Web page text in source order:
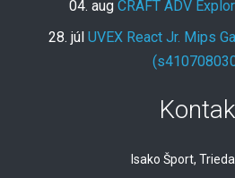
04. aug CRAFT ADV
28. júl UVEX React Jr. Mips
Isako Šport, Trieda